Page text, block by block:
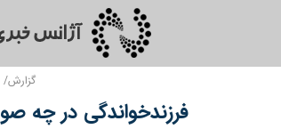
گزارش/
فرزندخواندگی در چه